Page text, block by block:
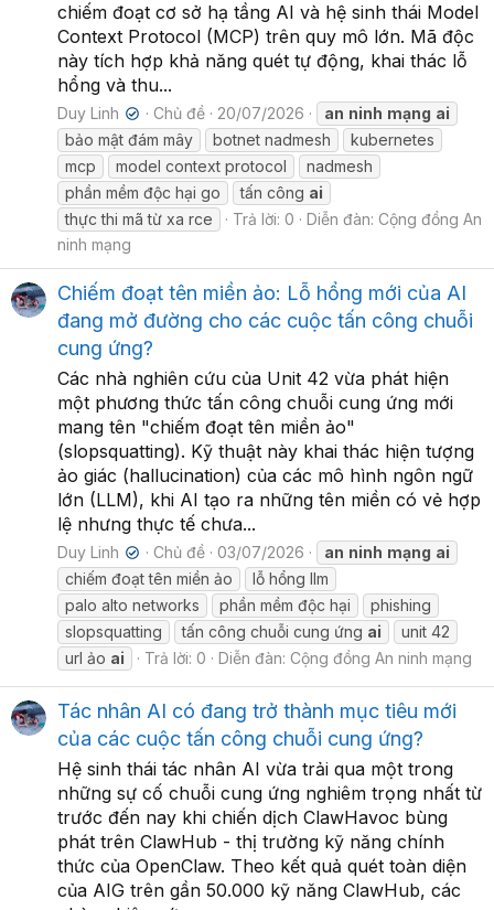
chiếm đoạt cơ sở hạ tầng AI và hệ sinh thái Model
Context Protocol (MCP) trên quy mô lớn. Mã độc
này tích hợp khả năng quét tự động, khai thác lỗ
hổng và thu...
Duy Linh ✔ Chủ đề 20/07/2026 an ninh mạng ai
bảo mật đám mây
botnet nadmesh
kubernetes
mcp
model context protocol
nadmesh
phần mềm độc hại go
tấn công ai
thực thi mã từ xa rce
Trả lời: 0 Diễn đàn: Cộng đồng An
ninh mạng
Chiếm đoạt tên miền ảo: Lỗ hổng mới của AI
đang mở đường cho các cuộc tấn công chuỗi
cung ứng?
Các nhà nghiên cứu của Unit 42 vừa phát hiện
một phương thức tấn công chuỗi cung ứng mới
mang tên "chiếm đoạt tên miền ảo"
(slopsquatting). Kỹ thuật này khai thác hiện tượng
ảo giác (hallucination) của các mô hình ngôn ngữ
lớn (LLM), khi AI tạo ra những tên miền có vẻ hợp
lệ nhưng thực tế chưa...
Duy Linh ✔ Chủ đề 03/07/2026 an ninh mạng ai
chiếm đoạt tên miền ảo
lỗ hổng llm
palo alto networks
phần mềm độc hại
phishing
slopsquatting
tấn công chuỗi cung ứng ai
unit 42
url ảo ai Trả lời: 0 Diễn đàn: Cộng đồng An ninh mạng
Tác nhân AI có đang trở thành mục tiêu mới
của các cuộc tấn công chuỗi cung ứng?
Hệ sinh thái tác nhân AI vừa trải qua một trong
những sự cố chuỗi cung ứng nghiêm trọng nhất từ
trước đến nay khi chiến dịch ClawHavoc bùng
phát trên ClawHub - thị trường kỹ năng chính
thức của OpenClaw. Theo kết quả quét toàn diện
của AIG trên gần 50.000 kỹ năng ClawHub, các